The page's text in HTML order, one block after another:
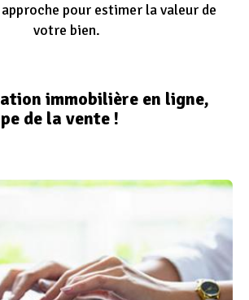
pour estimer la valeur de
votre bien.
immobilière en ligne,
de la vente !